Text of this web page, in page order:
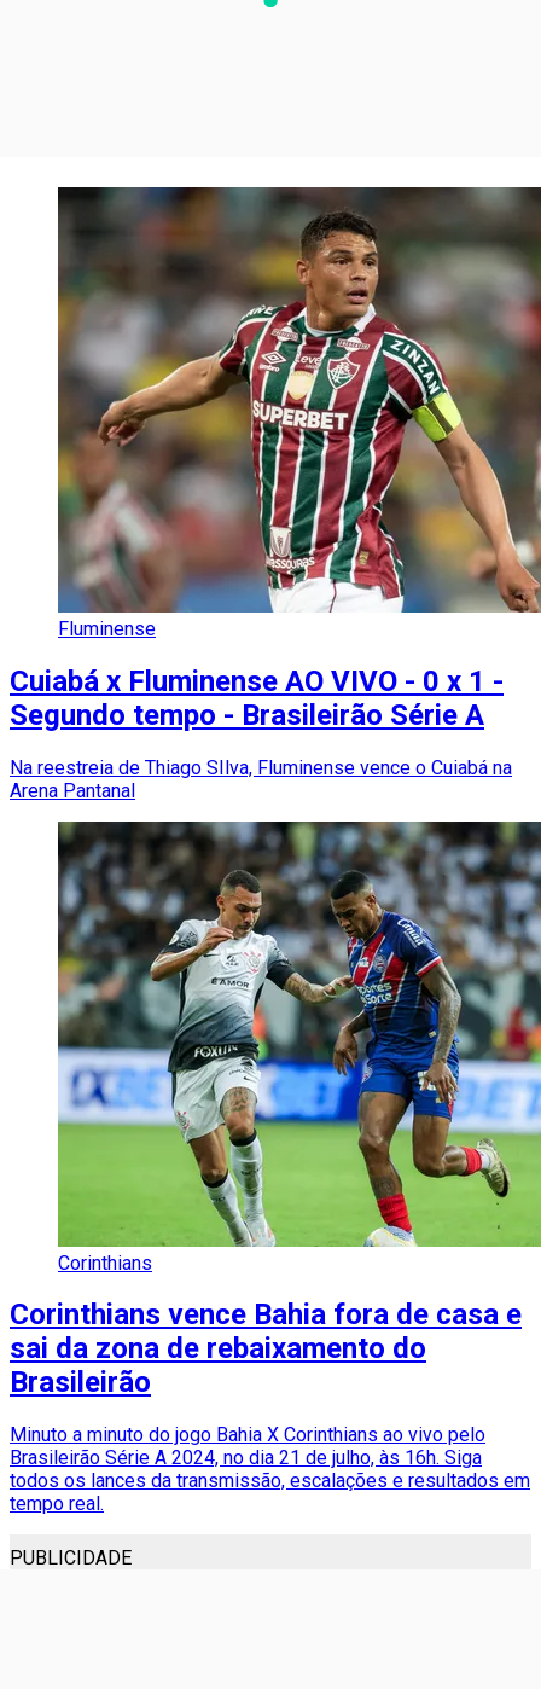
Fluminense
Cuiabá x Fluminense AO VIVO - 0 x 1 -
Segundo tempo - Brasileirão Série A
Na reestreia de Thiago SIlva, Fluminense vence o Cuiabá na
Arena Pantanal
Corinthians
Corinthians vence Bahia fora de casa e
sai da zona de rebaixamento do
Brasileirão
Minuto a minuto do jogo Bahia X Corinthians ao vivo pelo
Brasileirão Série A 2024, no dia 21 de julho, às 16h. Siga
todos os lances da transmissão, escalações e resultados em
tempo real.
PUBLICIDADE